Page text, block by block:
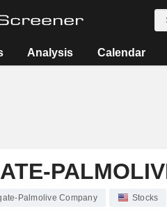
Analysis Calendar
Palmolive Company Stocks